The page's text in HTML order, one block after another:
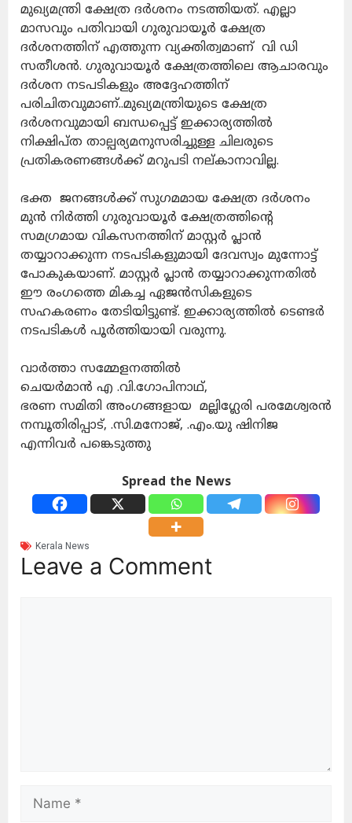
മുഖ്യമന്ത്രി ക്ഷേത്ര ദർശനം നടത്തിയത്. എല്ലാ
മാസവും പതിവായി ഗുരുവായൂർ ക്ഷേത്ര
ദർശനത്തിന് എത്തുന്ന വ്യക്തിത്വമാണ് വി ഡി
സതീശൻ. ഗുരുവായൂർ ക്ഷേത്രത്തിലെ ആചാരവും
ദർശന നടപടികളും അദ്ദേഹത്തിന്
പരിചിതവുമാണ്..മുഖ്യമന്ത്രിയുടെ ക്ഷേത്ര
ദർശനവുമായി ബന്ധപ്പെട്ട് ഇക്കാര്യത്തിൽ
നിക്ഷിപ്ത താല്പര്യമനുസരിച്ചുള്ള ചിലരുടെ
പ്രതികരണങ്ങൾക്ക് മറുപടി നല്‌കാനാവില്ല.
ഭക്ത ജനങ്ങൾക്ക് സുഗമമായ ക്ഷേത്ര ദർശനം
മുൻ നിർത്തി ഗുരുവായൂർ ക്ഷേത്രത്തിന്റെ
സമഗ്രമായ വികസനത്തിന് മാസ്റ്റർ പ്ലാൻ
തയ്യാറാക്കുന്ന നടപടികളുമായി ദേവസ്വം മുന്നോട്ട്
പോകുകയാണ്. മാസ്റ്റർ പ്ലാൻ തയ്യാറാക്കുന്നതിൽ
ഈ രംഗത്തെ മികച്ച ഏജൻസികളുടെ
സഹകരണം തേടിയിട്ടുണ്ട്. ഇക്കാര്യത്തിൽ ടെണ്ടർ
നടപടികൾ പൂർത്തിയായി വരുന്നു.
വാർത്താ സമ്മേളനത്തിൽ
ചെയർമാൻ എ .വി.ഗോപിനാഥ്,
ഭരണ സമിതി അംഗങ്ങളായ മല്ലിഗ്ലേരി പരമേശ്വരൻ
നമ്പൂതിരിപ്പാട്, .സി.മനോജ്, .എം.യു ഷിനിജ
എന്നിവർ പങ്കെടുത്തു
Spread the News
Kerala News
Leave a Comment